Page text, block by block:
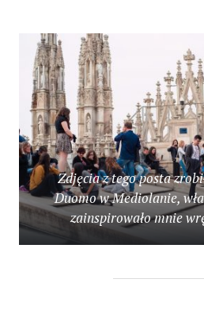
Zdjęcia z tego posta
Duomo w Mediolanie,
zainspirowało mnie